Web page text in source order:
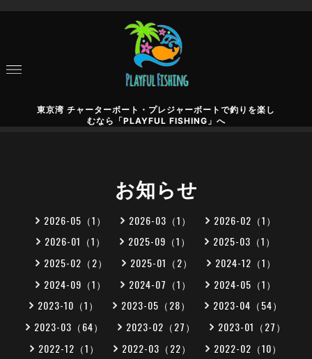
東京湾 チャーターボート・プレジャーボートで釣りを楽し
むなら「PLAYFUL FISHING」へ
お知らせ
2026-05（1） 2026-03（1）
2026-02（1）
2026-01（1）
2025-09（1）
2025-03（1）
2025-02（2）
2025-01（2）
2024-12（1）
2024-09（1）
2024-07（1）
2024-05（1）
2023-10（1）
2023-05（28）
2023-04（54）
2023-03（64）
2023-02（27）
2023-01（27）
2022-12（1）
2022-03（22）
2022-02（10）